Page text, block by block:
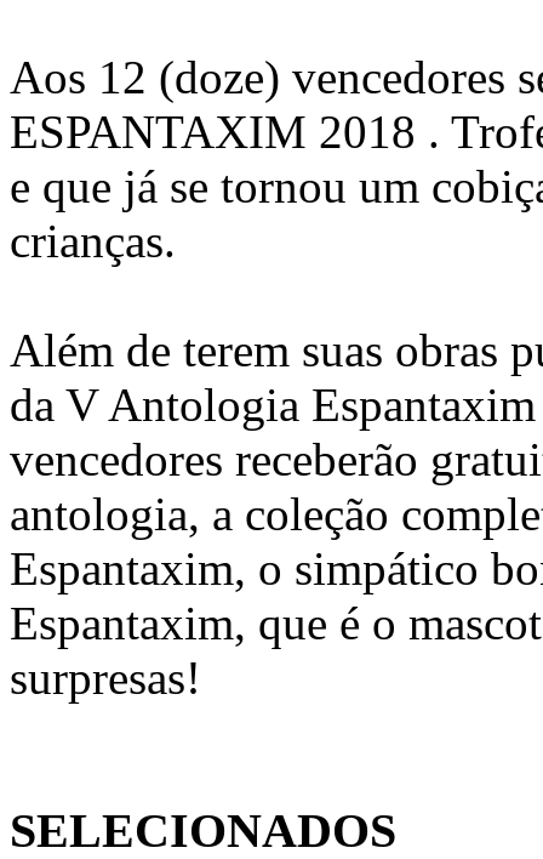
Aos 12 (doze) vencedores
ESPANTAXIM 2018 .
e que já se tornou um
crianças.
Além de terem suas obras
da V Antologia
vencedores receberão
antologia, a coleção
Espantaxim, o simpático
Espantaxim, que é o
surpresas!
SELECIONADOS